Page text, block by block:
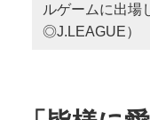
ルゲームに出場
◎J.LEAGUE）